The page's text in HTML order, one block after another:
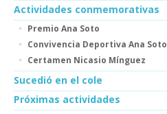
Actividades conmemorativas
Premio Ana Soto
Convivencia Deportiva Ana Soto
Certamen Nicasio Mínguez
Sucedió en el cole
Próximas actividades